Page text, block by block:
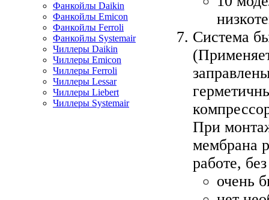
Фанкойлы Daikin
Фанкойлы Emicon
Фанкойлы Ferroli
Фанкойлы Systemair
Чиллеры Daikin
Чиллеры Emicon
Чиллеры Ferroli
Чиллеры Lessar
Чиллеры Liebert
Чиллеры Systemair
Система
При
мембрана
работе,
очень